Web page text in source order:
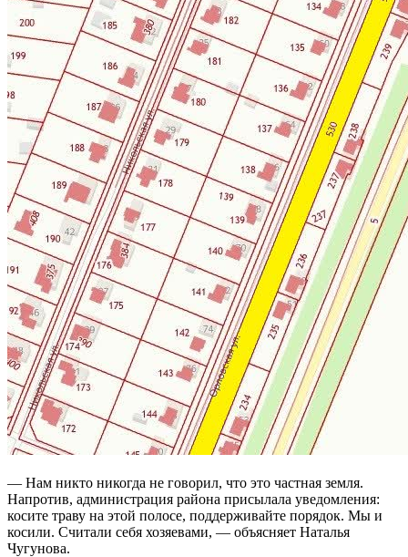
— Нам никто никогда не говорил, что это частная земля.
Напротив, администрация района присылала уведомления:
косите траву на этой полосе, поддерживайте порядок. Мы и
косили. Считали себя хозяевами, — объясняет Наталья
Чугунова.